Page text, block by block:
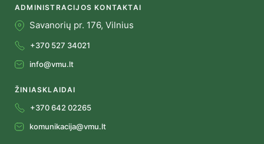
ADMINISTRACIJOS KONTAKTAI
Savanorių pr. 176, Vilnius
+370 527 34021
info@vmu.lt
ŽINIASKLAIDAI
+370 642 02265
komunikacija@vmu.lt